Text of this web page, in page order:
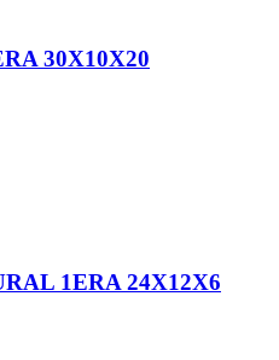
30X10X20
1ERA 24X12X6